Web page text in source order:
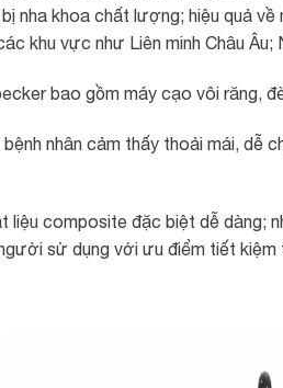
nha khoa chất lượng; hiệu quả
khu vực như Liên minh Châu Âu;
bao gồm máy cạo vôi răng,
nhân cảm thấy thoải mái, dễ
liệu composite đặc biệt dễ dàng;
sử dụng với ưu điểm tiết kiệm